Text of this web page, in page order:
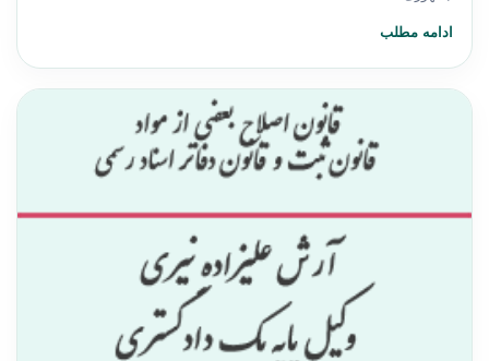
ادامه مطلب